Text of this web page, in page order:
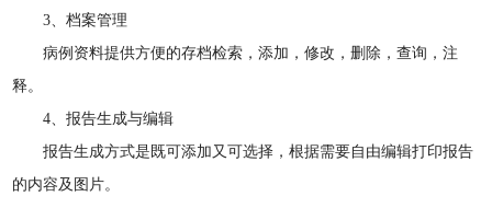
3、档案管理
病例资料提供方便的存档检索，添加，修改，删除，查询，注
释。
4、报告生成与编辑
报告生成方式是既可添加又可选择，根据需要自由编辑打印报告
的内容及图片。